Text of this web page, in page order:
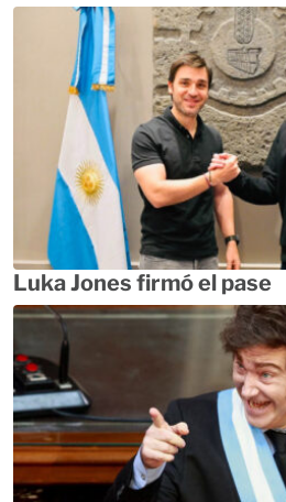
Luka Jones firmó el pase